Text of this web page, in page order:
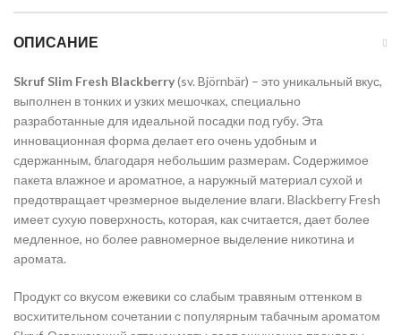
ОПИСАНИЕ
Skruf Slim Fresh Blackberry(sv. Björnbär) – это уникальный вкус,
выполнен в тонких и узких мешочках, специально
разработанные для идеальной посадки под губу. Эта
инновационная форма делает его очень удобным и
сдержанным, благодаря небольшим размерам. Содержимое
пакета влажное и ароматное, а наружный материал сухой и
предотвращает чрезмерное выделение влаги. Blackberry Fresh
имеет сухую поверхность, которая, как считается, дает более
медленное, но более равномерное выделение никотина и
аромата.
Продукт со вкусом ежевики со слабым травяным оттенком в
восхитительном сочетании с популярным табачным ароматом